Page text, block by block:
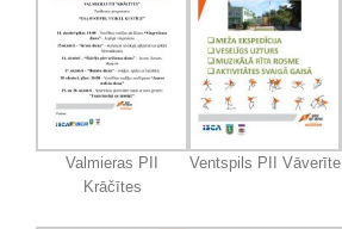
Valmieras PII
Krāčītes
Ventspils PII Vāverīte